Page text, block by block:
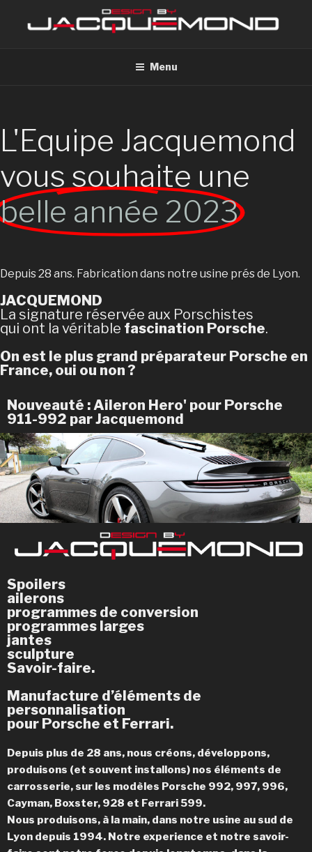
Menu
L'Equipe Jacquemond
vous souhaite une
belle année 2023
Depuis 28 ans. Fabrication dans notre usine prés de Lyon.
JACQUEMOND
La signature réservée aux Porschistes
qui ont la véritable fascination Porsche.
On est le plus grand préparateur Porsche en
France, oui ou non ?
Nouveauté :Aileron Hero' pour Porsche
911-992 par Jacquemond
Spoilers
ailerons
programmes de conversion
programmes larges
jantes
sculpture
Savoir-faire.
Manufacture d’éléments de
personnalisation
pour Porsche et Ferrari.
Depuis plus de 28 ans, nous créons, développons,
produisons (et souvent installons) nos éléments de
carrosserie, sur les modèles Porsche 992, 997, 996,
Cayman, Boxster, 928 et Ferrari 599.
Nous produisons, à la main, dans notre usine au sud de
Lyon depuis 1994. Notre experience et notre savoir-